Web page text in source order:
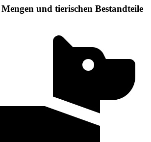
und tierischen Bestandteile